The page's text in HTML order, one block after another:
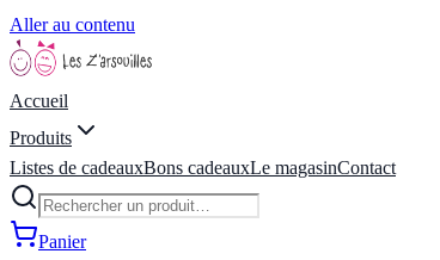
Aller au contenu
Accueil
Produits
Listes de cadeauxBons cadeauxLe magasinContact
Panier